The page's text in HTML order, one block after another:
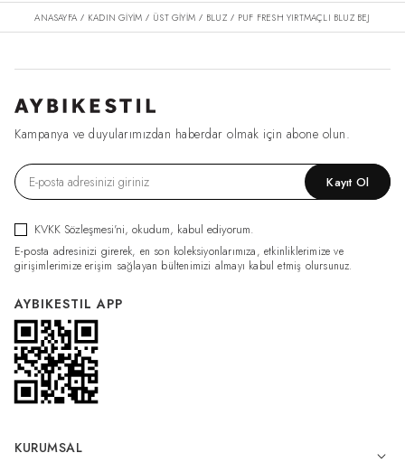
ANASAYFA / KADIN GİYİM / ÜST GİYİM / BLUZ / PUF FRESH YIRTMAÇLI BLUZ BEJ
Kampanya ve duyularımızdan haberdar olmak için abone olun.
Kayıt Ol
KVKK Sözleşmesi'ni, okudum, kabul ediyorum.
E-posta adresinizi girerek, en son koleksiyonlarımıza, etkinliklerimize ve
girişimlerimize erişim sağlayan bültenimizi almayı kabul etmiş olursunuz.
AYBIKESTIL APP
KURUMSAL